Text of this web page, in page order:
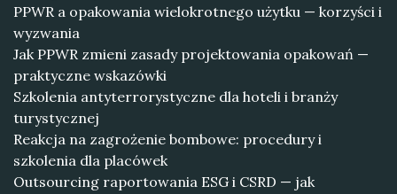
PPWR a opakowania wielokrotnego użytku — korzyści i
wyzwania
Jak PPWR zmieni zasady projektowania opakowań —
praktyczne wskazówki
Szkolenia antyterrorystyczne dla hoteli i branży
turystycznej
Reakcja na zagrożenie bombowe: procedury i
szkolenia dla placówek
Outsourcing raportowania ESG i CSRD — jak